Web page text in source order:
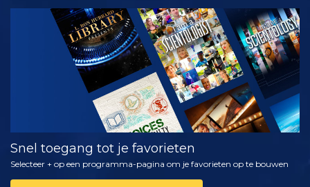
KIJK
VERKEN DE
SERIE
Snel toegang tot je favorieten
Selecteer + op een programma-pagina om je favorieten op te bouwen